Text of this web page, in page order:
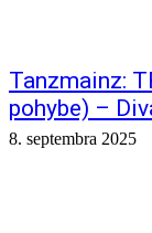
Tanzmainz:
pohybe) –
8. septembra 2025